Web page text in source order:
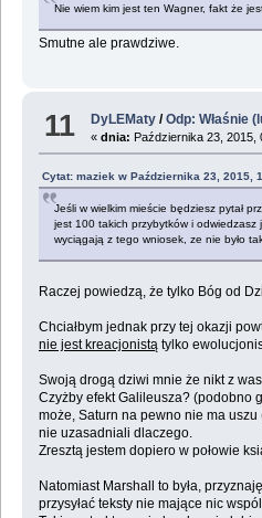
Nie wiem kim jest ten Wagner, fakt że
Smutne ale prawdziwe.
11 DyLEMaty /Odp: Właśnie
«dnia: Października 23, 2015,
Cytat: maziek w Października 23, 2015,
Jeśli w wielkim mieście będziesz pytał
jest 100 takich przybytków i odwiedzasz
wyciągają z tego wniosek, ze nie było
Raczej powiedzą, że tylko Bóg od
Chciałbym jednak przy tej okazji
nie jest kreacjonistątylko
Swoją drogą dziwi mnie że nikt z
Czyżby efekt Galileusza? (podobno
może, Saturn na pewno nie ma uszu
nie uzasadniali dlaczego.
Zresztą jestem dopiero w połowie
Natomiast Marshall to była,
przysyłać teksty nie mające nic